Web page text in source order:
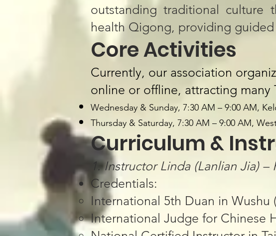
outstanding traditional culture
health Qigong, providing
​​Core Activities​​
Currently, our association
online or offline, attracting
Wednesday & Sunday, 7:30 AM – 9:00 AM,
Thursday & Saturday, 7:30 AM – 9:00 AM,
​​Curriculum &
1. ​​Instructor Linda (Lanlian Jia)
​​Credentials​​:
International 5th Duan in Wushu
International Judge for Chinese